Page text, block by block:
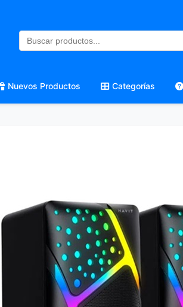
Nuevos Productos Categorías